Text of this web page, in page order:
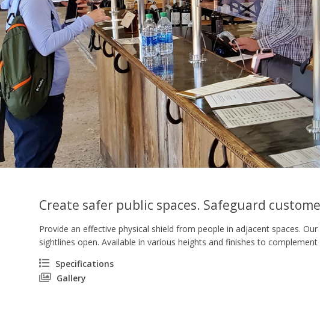
Create safer public spaces. Safeguard
Provide an effective physical shield from people in adjacent spaces.
sightlines open. Available in various heights and finishes to complement
Specifications
Gallery